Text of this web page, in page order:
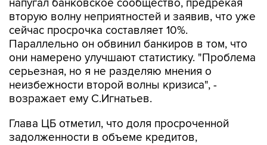
напугал банковское сообщество, предрекая
вторую волну неприятностей и заявив, что уже
сейчас просрочка составляет 10%.
Параллельно он обвинил банкиров в том, что
они намерено улучшают статистику. "Проблема
серьезная, но я не разделяю мнения о
неизбежности второй волны кризиса", -
возражает ему С.Игнатьев.
Глава ЦБ отметил, что доля просроченной
задолженности в объеме кредитов,